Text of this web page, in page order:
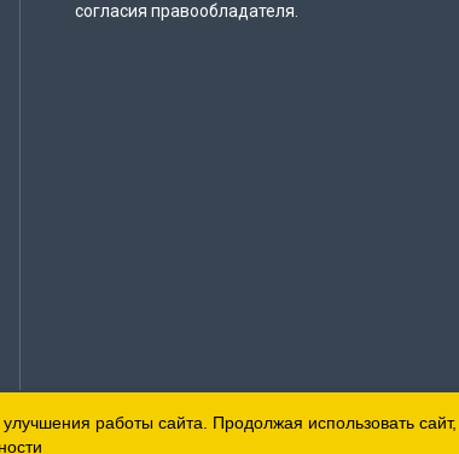
согласия правообладателя.
работы сайта. Продолжая использовать